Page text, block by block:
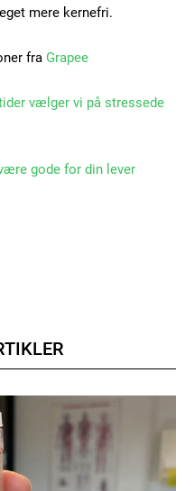
MONTHLY PRICING
mere kernefri.
fra Grapee
vælger vi på stressede
gode for din lever